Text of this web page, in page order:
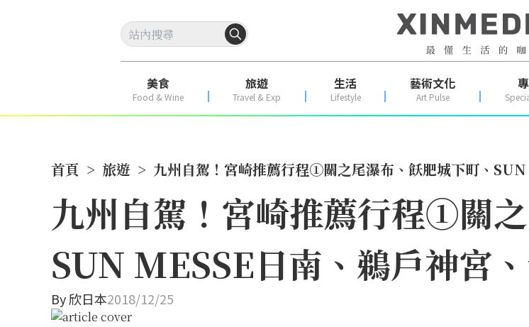
美食
Food & Wine
旅遊
Travel & Exp
生活
Lifestyle
藝術文化
Art Pulse
首頁 > 旅遊 > 九州自駕！宮崎推薦行程①關之尾瀑布、飫肥城下町、
九州自駕！宮崎推薦行程①關
SUN MESSE日南、鵜戶神宮
By欣日本2018/12/25